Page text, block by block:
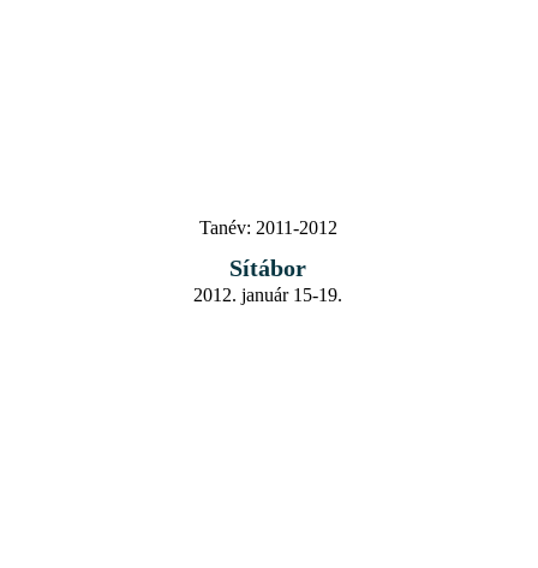
Tanév: 2011-2012
Sítábor
2012. január 15-19.